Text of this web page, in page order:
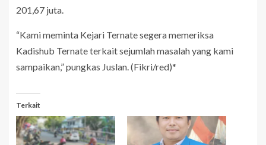
201,67 juta.
“Kami meminta Kejari Ternate segera memeriksa
Kadishub Ternate terkait sejumlah masalah yang kami
sampaikan,” pungkas Juslan. (Fikri/red)*
Terkait